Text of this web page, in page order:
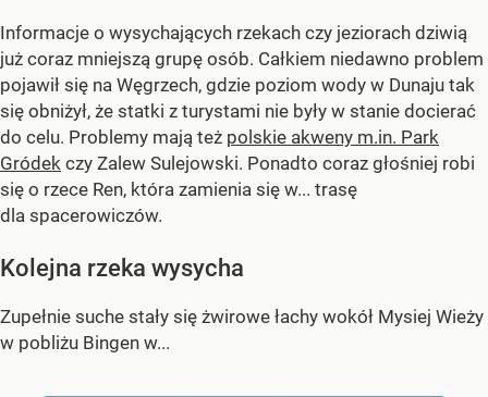
Informacje o wysychających rzekach czy jeziorach dziwią
już coraz mniejszą grupę osób. Całkiem niedawno problem
pojawił się na Węgrzech, gdzie poziom wody w Dunaju tak
się obniżył, że statki z turystami nie były w stanie docierać
do celu. Problemy mają też polskie akweny m.in. Park
Gródek czy Zalew Sulejowski. Ponadto coraz głośniej robi
się o rzece Ren, która zamienia się w... trasę
dla spacerowiczów.
Kolejna rzeka wysycha
Zupełnie suche stały się żwirowe łachy wokół Mysiej Wieży
w pobliżu Bingen w...